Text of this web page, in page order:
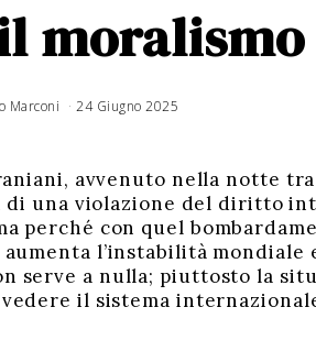
Marconi 24 Giugno 2025
avvenuto nella notte tra
una violazione del diritto
perché con quel
l’instabilità mondiale
serve a nulla; piuttosto la
il sistema